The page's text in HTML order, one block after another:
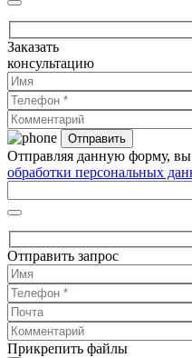
Заказать
консультацию
Отправляя данную форму, вы
обработки персональных
Отправить запрос
Прикрепить файлы